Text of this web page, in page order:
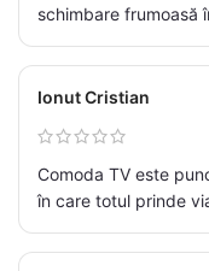
schimbare frumoasă
Ionut Cristian
Comoda TV este
în care totul prinde